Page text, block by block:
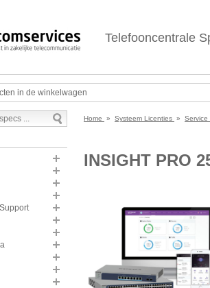
Telefooncentrale
in de winkelwagen
Home » Systeem Licenties »
INSIGHT PRO